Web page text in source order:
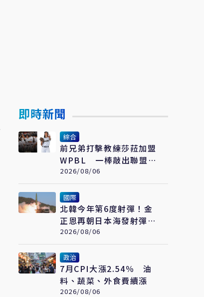
即時新聞
綜合
前兄弟打擊教練莎菈加盟
WPBL 一棒敲出聯盟史
上首支滿貫砲
2026/08/06
國際
北韓今年第6度射彈！金
正恩再朝日本海發射彈道
飛彈 東北亞局勢再升溫
2026/08/06
政治
7月CPI大漲2.54％ 油
料、蔬菜、外食費續漲
2026/08/06